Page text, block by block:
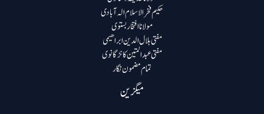
حکیم فخرالاسلام الہ آبادی
مولانا افتخار بستوی
مفتی ہلال الدین ابراھیمی
مفتی عبد المتین کانڑگانوی
تمام مضمون نگار
میگزین